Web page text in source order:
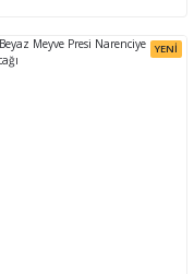
YENİ